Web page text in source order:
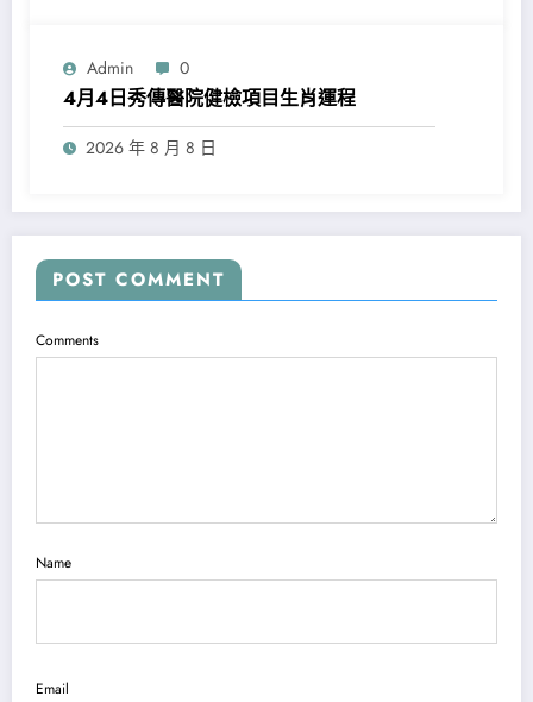
Admin 0
4月4日秀傳醫院健檢項目生肖運程
2026 年 8 月 8 日
POST COMMENT
Comments
Name
Email